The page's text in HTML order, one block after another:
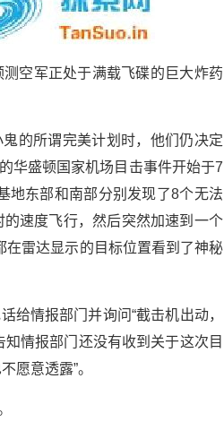
空军正处于满载飞碟的巨大炸药
的所谓完美计划时，他们仍决定
华盛顿国家机场目击事件开始于7
地东部和南部分别发现了8个无法
速度飞行，然后突然加速到一个
在雷达显示的目标位置看到了神秘
给情报部门并询问“截击机出动，
情报部门还没有收到关于这次目
愿意透露”。